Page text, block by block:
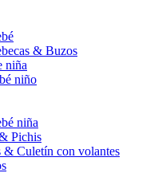
& Buzos
niña
niño
niña
Pichis
& Culetín con volantes